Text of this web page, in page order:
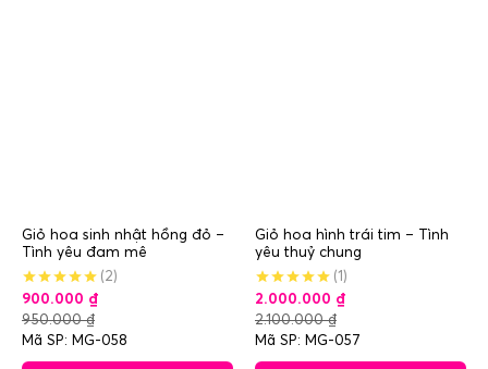
Giỏ hoa sinh nhật hồng đỏ –
Tình yêu đam mê
(2)
900.000 ₫
950.000₫
Mã SP: MG-058
Giỏ hoa hình trái tim – Tình
yêu thuỷ chung
(1)
2.000.000 ₫
2.100.000₫
Mã SP: MG-057